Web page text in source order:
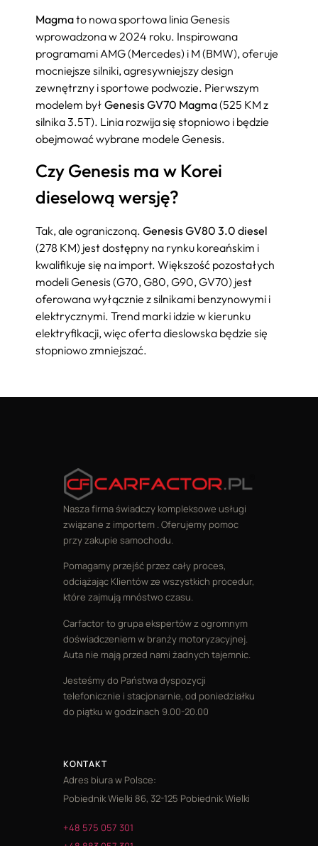
Magmato nowa sportowa linia Genesis
wprowadzona w 2024 roku. Inspirowana
programami AMG (Mercedes) i M (BMW), oferuje
mocniejsze silniki, agresywniejszy design
zewnętrzny i sportowe podwozie. Pierwszym
modelem był Genesis GV70 Magma(525 KM z
silnika 3.5T). Linia rozwija się stopniowo i będzie
obejmować wybrane modele Genesis.
Czy Genesis ma w Korei
dieselową wersję?
Tak, ale ograniczoną. Genesis GV80 3.0 diesel
(278 KM) jest dostępny na rynku koreańskim i
kwalifikuje się na import. Większość pozostałych
modeli Genesis (G70, G80, G90, GV70) jest
oferowana wyłącznie z silnikami benzynowymi i
elektrycznymi. Trend marki idzie w kierunku
elektryfikacji, więc oferta dieslowska będzie się
stopniowo zmniejszać.
Nasza firma świadczy kompleksowe usługi
związane z importem . Oferujemy pomoc
przy zakupie samochodu.
Pomagamy przejść przez cały proces,
odciążając Klientów ze wszystkich procedur,
które zajmują mnóstwo czasu.
Carfactor to grupa ekspertów z ogromnym
doświadczeniem w branży motoryzacyjnej.
Auta nie mają przed nami żadnych tajemnic.
Jesteśmy do Państwa dyspozycji
telefonicznie i stacjonarnie, od poniedziałku
do piątku w godzinach 9.00-20.00
KONTAKT
Adres biura w Polsce:
Pobiednik Wielki 86, 32-125 Pobiednik Wielki
+48 575 057 301